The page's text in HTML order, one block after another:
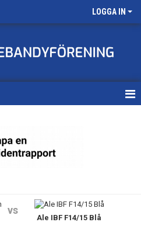
LOGGA IN
vs
Ale IBF F14/15 Blå